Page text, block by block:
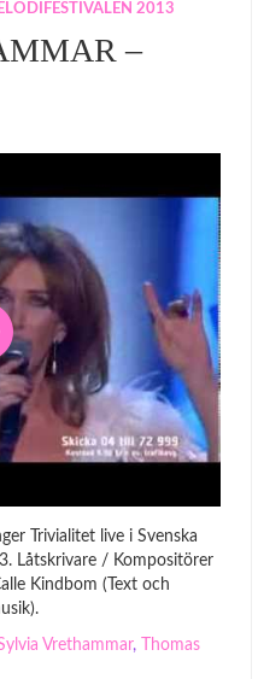
2013
–
Trivialitet live i Svenska
Låtskrivare / Kompositörer
Kindbom (Text och
Vrethammar,
Thomas